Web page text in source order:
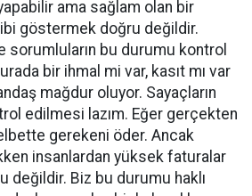
ama sağlam olan bir
göstermek doğru değildir.
sorumluların bu durumu kontrol
bir ihmal mi var, kasıt mı var
mağdur oluyor. Sayaçların
edilmesi lazım. Eğer gerçekten
gerekeni öder. Ancak
insanlardan yüksek faturalar
değildir. Biz bu durumu haklı